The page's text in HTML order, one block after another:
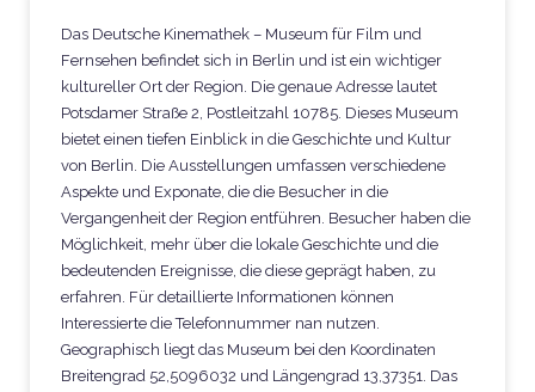
Das Deutsche Kinemathek – Museum für Film und
Fernsehen befindet sich in Berlin und ist ein wichtiger
kultureller Ort der Region. Die genaue Adresse lautet
Potsdamer Straße 2, Postleitzahl 10785. Dieses Museum
bietet einen tiefen Einblick in die Geschichte und Kultur
von Berlin. Die Ausstellungen umfassen verschiedene
Aspekte und Exponate, die die Besucher in die
Vergangenheit der Region entführen. Besucher haben die
Möglichkeit, mehr über die lokale Geschichte und die
bedeutenden Ereignisse, die diese geprägt haben, zu
erfahren. Für detaillierte Informationen können
Interessierte die Telefonnummer nan nutzen.
Geographisch liegt das Museum bei den Koordinaten
Breitengrad 52,5096032 und Längengrad 13,37351. Das